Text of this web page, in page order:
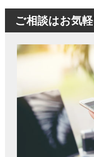
ご相談はお気軽